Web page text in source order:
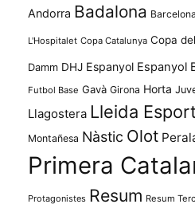
Andorra Badalona Barcelona
L'Hospitalet Copa Catalunya Copa
Damm DHJ Espanyol Espanyol
Futbol Base Gavà Girona Horta
Llagostera Lleida
Montañesa Nàstic Olot
Primera
Protagonistes Resum Resum